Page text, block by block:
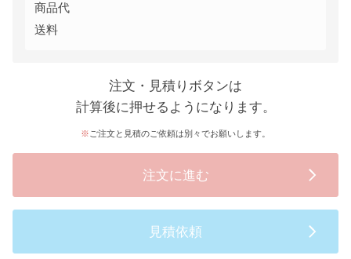
商品代
送料
注文・見積りボタンは
計算後に押せるようになります。
ご注文と見積のご依頼は別々でお願いします。
注文に進む
見積依頼